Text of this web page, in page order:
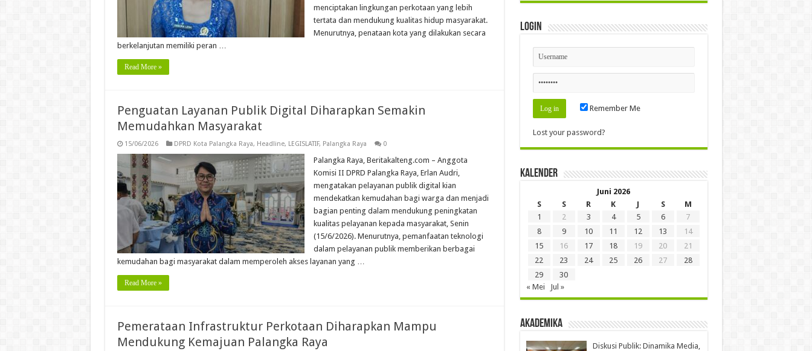
menciptakan lingkungan perkotaan yang lebih
tertata dan mendukung kualitas hidup masyarakat.
Menurutnya, penataan kota yang dilakukan secara
berkelanjutan memiliki peran …
Read More »
Penguatan Layanan Publik Digital Diharapkan Semakin
Memudahkan Masyarakat
15/06/2026 DPRD Kota Palangka Raya, Headline, LEGISLATIF, Palangka Raya 0
Palangka Raya, Beritakalteng.com – Anggota
Komisi II DPRD Palangka Raya, Erlan Audri,
mengatakan pelayanan publik digital kian
mendekatkan kemudahan bagi warga dan menjadi
bagian penting dalam mendukung peningkatan
kualitas pelayanan kepada masyarakat, Senin
(15/6/2026). Menurutnya, pemanfaatan teknologi
dalam pelayanan publik memberikan berbagai
kemudahan bagi masyarakat dalam memperoleh akses layanan yang …
Read More »
Pemerataan Infrastruktur Perkotaan Diharapkan Mampu
Mendukung Kemajuan Palangka Raya
Login
Remember Me
Lost your password?
Kalender
Juni 2026
S
S R K J S
M
1
2 3 4 5 6
7
8
9 10 11 12 13
14
15
16 17 18 19 20
21
22
23 24 25 26 27
28
29
30
« Mei
Jul »
Akademika
Diskusi Publik: Dinamika Media,